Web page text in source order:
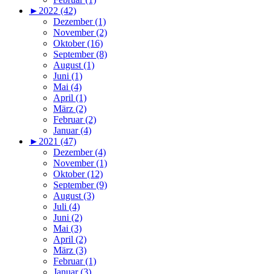
► 2022 (42)
Dezember (1)
November (2)
Oktober (16)
September (8)
August (1)
Juni (1)
Mai (4)
April (1)
März (2)
Februar (2)
Januar (4)
► 2021 (47)
Dezember (4)
November (1)
Oktober (12)
September (9)
August (3)
Juli (4)
Juni (2)
Mai (3)
April (2)
März (3)
Februar (1)